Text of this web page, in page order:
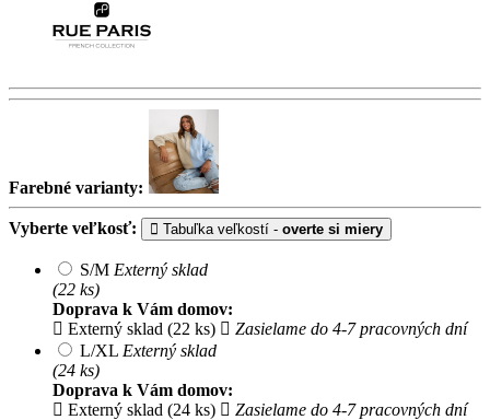
Farebné varianty:
Vyberte veľkosť: Tabuľka veľkostí - overte si miery
S/M Externý sklad
(22 ks)
Doprava k Vám domov:
Externý sklad (22 ks)
Zasielame do 4-7 pracovných dní
L/XL Externý sklad
(24 ks)
Doprava k Vám domov:
Externý sklad (24 ks)
Zasielame do 4-7 pracovných dní